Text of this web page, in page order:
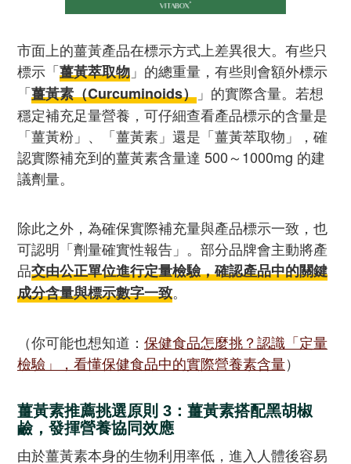
市面上的薑黃產品在標示方式上差異很大。有些只
標示「薑黃萃取物 」的總重量，有些則會額外標示
「薑黃素（Curcuminoids） 」的實際含量。若想
穩定補充足量營養，可仔細查看產品標示的含量是
「薑黃粉」、「薑黃素」還是「薑黃萃取物」，確
認實際補充到的薑黃素含量達 500～1000mg 的建
議劑量。
除此之外，為確保實際補充量與產品標示一致，也
可認明「劑量確實性報告」。部分品牌會主動將產
品交由公正單位進行定量檢驗，確認產品中的關鍵
成分含量與標示數字一致。
（你可能也想知道： 保健食品怎麼挑？認識「定量
檢驗」，看懂保健食品中的實際營養素含量）
薑黃素推薦挑選原則 3：薑黃素搭配黑胡椒
鹼，發揮營養協同效應
由於薑黃素本身的生物利用率低，進入人體後容易